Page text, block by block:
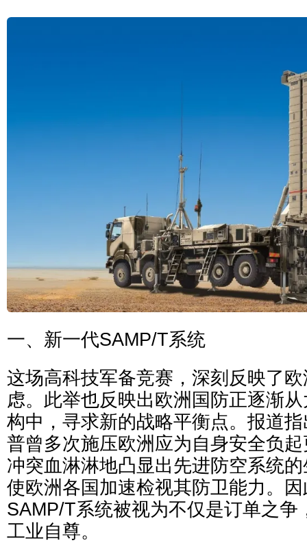
一、新一代SAMP/T系统
这场高科技军备竞赛，深刻反映了
虑。此举也反映出欧洲国防正逐渐
构中，寻求新的战略平衡点。报道
普曾多次施压欧洲应为自身安全负
冲突血淋淋地凸显出先进防空系统
使欧洲各国加速检视其防卫能力。
SAMP/T系统被视为不仅是订单之争
工业自尊。